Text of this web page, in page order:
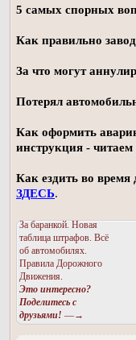
5 самых спорных
Как правильно
За что могут
Потерял
Как оформить
инструкция - читаем
Как ездить во
ЗДЕСЬ.
За баранкой. Новая
таблица штрафов. Всё
об автомобилях.
Правила Дорожного
Движения.
Это интересно?
Поделитесь с
друзьями! —→